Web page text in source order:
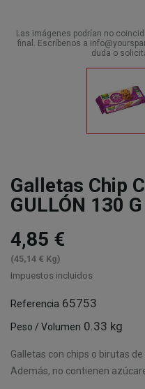
Las imágenes podrían no
final. Escríbenos a
duda o
Galletas Chip
GULLÓN 130 G
4,85 €
(45,14 € Kg)
Impuestos incluidos
Referencia 65753
Peso / Volumen 0.33 kg
Galletas con chips o birutas
Además, no contienen